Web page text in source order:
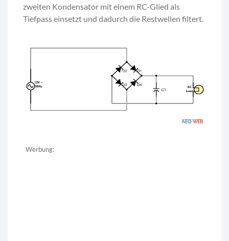
zweiten Kondensator mit einem RC-Glied als
Tiefpass einsetzt und dadurch die Restwellen filtert.
Werbung: